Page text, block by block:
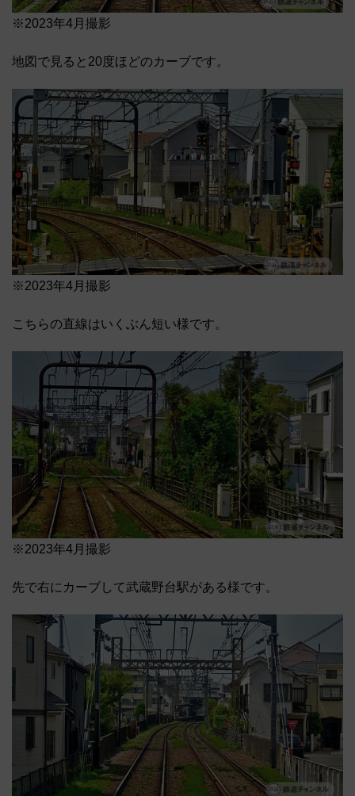
※2023年4月撮影
地図で見ると20度ほどのカーブです。
※2023年4月撮影
こちらの直線はいくぶん短い様です。
※2023年4月撮影
先で右にカーブして武蔵野台駅がある様です。